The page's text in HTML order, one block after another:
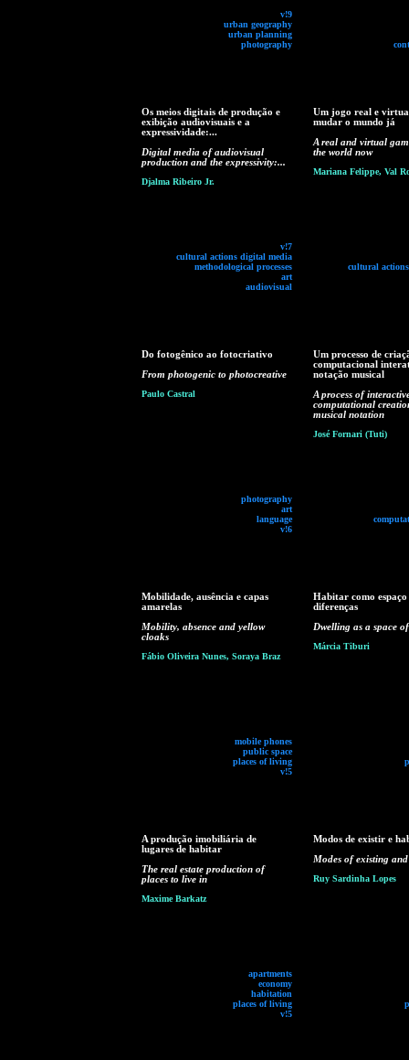
v!9
urban geography
urban planning
photography
Os meios digitais de produção e
exibição audiovisuais e a
expressividade:...
Digital media of audiovisual
production and the expressivity:...
Djalma Ribeiro Jr.
v!7
cultural actions digital media
methodological processes
art
audiovisual
Um jogo real e
mudar o mundo já
A real and virtual
the world now
Mariana Felippe, Val
cultural
Do fotogênico ao fotocriativo
From photogenic to photocreative
Paulo Castral
photography
art
language
v!6
Um processo de
computacional
notação musical
A process of
computational
musical notation
José Fornari (Tuti)
Mobilidade, ausência e capas
amarelas
Mobility, absence and yellow
cloaks
Fábio Oliveira Nunes, Soraya Braz
mobile phones
public space
places of living
v!5
Habitar como espaço
diferenças
Dwelling as a space
Márcia Tiburi
A produção imobiliária de
lugares de habitar
The real estate production of
places to live in
Maxime Barkatz
apartments
economy
habitation
places of living
v!5
Modos de existir e
Modes of existing
Ruy Sardinha Lopes